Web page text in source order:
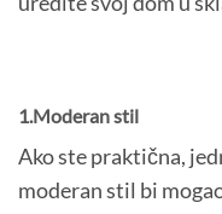
1.Moderan stil
Ako ste praktična,
moderan stil bi